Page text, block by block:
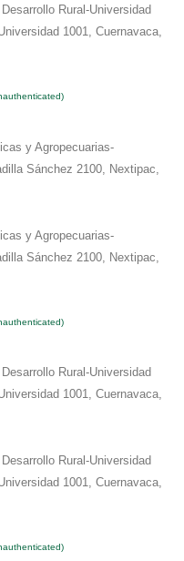
Rural-Universidad
1001, Cuernavaca,
y Agropecuarias-
Sánchez 2100, Nextipac,
y Agropecuarias-
Sánchez 2100, Nextipac,
Rural-Universidad
1001, Cuernavaca,
Rural-Universidad
1001, Cuernavaca,